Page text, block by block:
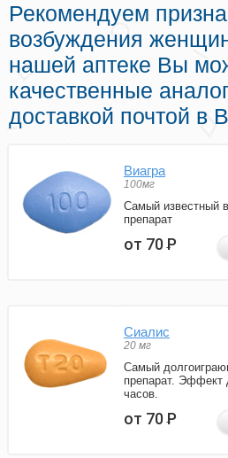
Рекомендуем
возбуждения
нашей аптеке Вы
качественные
доставкой почтой в
Виагра
100мг
Самый известный
препарат
от 70Р
Сиалис
20 мг
Самый
препарат. Эффект
часов.
от 70Р